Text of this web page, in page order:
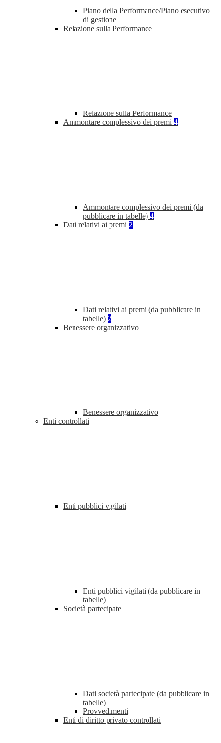
Piano della Performance/Piano esecutivo
di gestione
Relazione sulla Performance
Relazione sulla Performance
Ammontare complessivo dei premi 4
Ammontare complessivo dei premi (da
pubblicare in tabelle) 4
Dati relativi ai premi 2
Dati relativi ai premi (da pubblicare in
tabelle) 2
Benessere organizzativo
Benessere organizzativo
Enti controllati
Enti pubblici vigilati
Enti pubblici vigilati (da pubblicare in
tabelle)
Società partecipate
Dati società partecipate (da pubblicare in
tabelle)
Provvedimenti
Enti di diritto privato controllati